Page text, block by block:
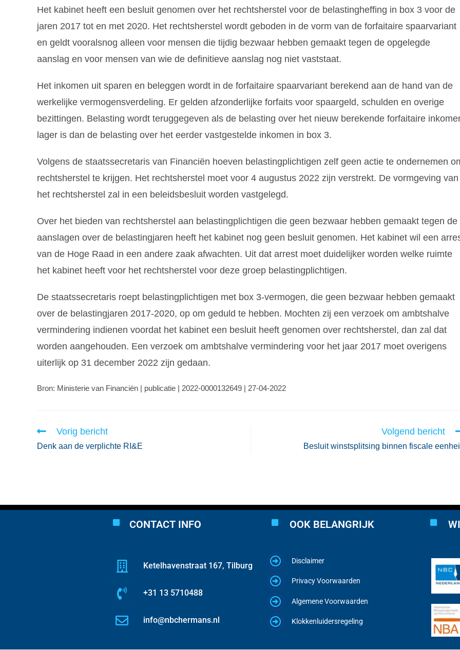
Het kabinet heeft een besluit genomen over het rechtsherstel voor de belastingheffing in box 3 voor de
jaren 2017 tot en met 2020. Het rechtsherstel wordt geboden in de vorm van de forfaitaire spaarvariant
en geldt vooralsnog alleen voor mensen die tijdig bezwaar hebben gemaakt tegen de opgelegde
aanslag en voor mensen van wie de definitieve aanslag nog niet vaststaat.
Het inkomen uit sparen en beleggen wordt in de forfaitaire spaarvariant berekend aan de hand van de
werkelijke vermogensverdeling. Er gelden afzonderlijke forfaits voor spaargeld, schulden en overige
bezittingen. Belasting wordt teruggegeven als de belasting over het nieuw berekende forfaitaire
lager is dan de belasting over het eerder vastgestelde inkomen in box 3.
Volgens de staatssecretaris van Financiën hoeven belastingplichtigen zelf geen actie te ondernemen
rechtsherstel te krijgen. Het rechtsherstel moet voor 4 augustus 2022 zijn verstrekt. De vormgeving van
het rechtsherstel zal in een beleidsbesluit worden vastgelegd.
Over het bieden van rechtsherstel aan belastingplichtigen die geen bezwaar hebben gemaakt tegen de
aanslagen over de belastingjaren heeft het kabinet nog geen besluit genomen. Het kabinet wil een
van de Hoge Raad in een andere zaak afwachten. Uit dat arrest moet duidelijker worden welke ruimte
het kabinet heeft voor het rechtsherstel voor deze groep belastingplichtigen.
De staatssecretaris roept belastingplichtigen met box 3-vermogen, die geen bezwaar hebben gemaakt
over de belastingjaren 2017-2020, op om geduld te hebben. Mochten zij een verzoek om ambtshalve
vermindering indienen voordat het kabinet een besluit heeft genomen over rechtsherstel, dan zal dat
worden aangehouden. Een verzoek om ambtshalve vermindering voor het jaar 2017 moet overigens
uiterlijk op 31 december 2022 zijn gedaan.
Bron: Ministerie van Financiën | publicatie | 2022-0000132649 | 27-04-2022
Vorig bericht
Denk aan de verplichte RI&E
Volgend bericht
Besluit winstsplitsing binnen fiscale
CONTACT INFO
Ketelhavenstraat 167, Tilburg
+31 13 5710488
info@nbchermans.nl
OOK BELANGRIJK
Disclaimer
Privacy Voorwaarden
Algemene Voorwaarden
Klokkenluidersregeling